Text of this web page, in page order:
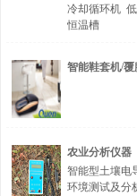
冷却循环机
恒温槽
智能鞋套机/覆
农业分析仪器
智能型土壤电
环境测试及分